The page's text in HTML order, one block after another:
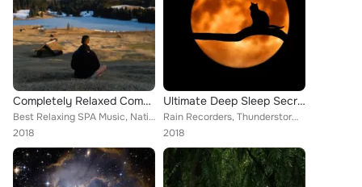
Completely Relaxed Compilation - Soothing Sounds for Total Relaxation and the Ultimate Stress-Relief & Sleep Aid
Best Relaxing SPA Music, Native American Flute, Sleeping Baby Songs
2018
Ultimate Deep Sleep Secrets - Powerful Relaxation Sounds for Unlocking the Ultimate Deep Sleep State and Total Relaxation
Rain Recorders, Thunderstorm Sleep, Best Relaxing SPA Music
2018